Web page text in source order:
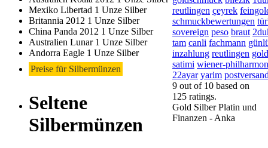
Mexiko Libertad 1 Unze Silber
Britannia 2012 1 Unze Silber
China Panda 2012 1 Unze Silber
Australien Lunar 1 Unze Silber
Andorra Eagle 1 Unze Silber
Preise für Silbermünzen
Seltene
Silbermünzen
reutlingen çeyrek
schmuckbewertungen
sovereign peso braut
tam canli fachmann
inzahlung reutlingen
satimi wiener-
22ayar yarim
9 out of 10 based on
125 ratings.
Gold Silber Platin und
Finanzen - Anka